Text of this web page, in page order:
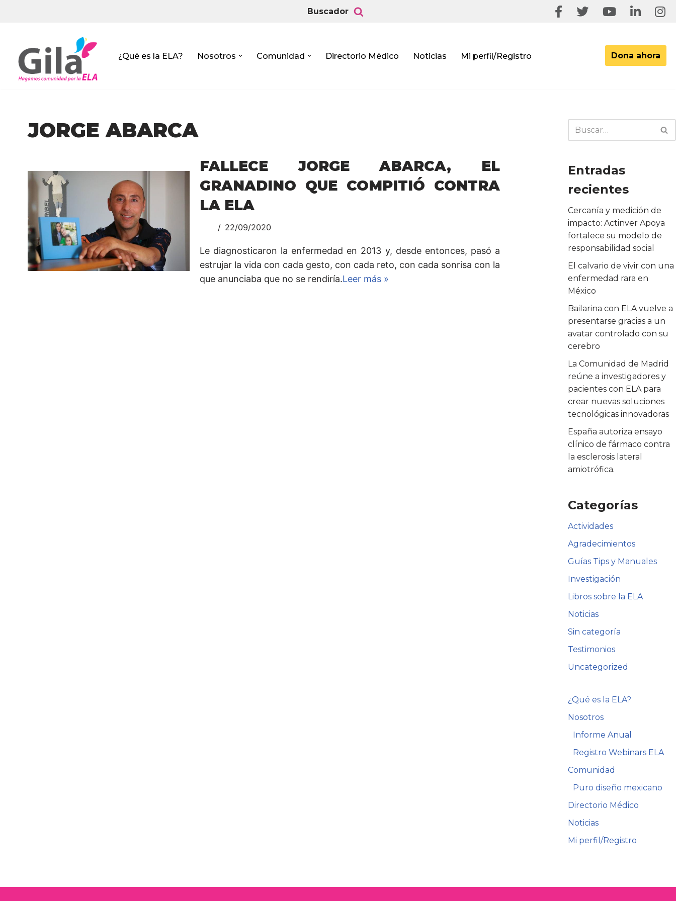
contenido
Buscador
¿Qué es la ELA? Nosotros Comunidad Directorio Médico Noticias Mi perfil/Registro Dona ahora
JORGE ABARCA
FALLECE JORGE ABARCA, EL
GRANADINO QUE COMPITIÓ CONTRA
LA ELA
22/09/2020
Le diagnosticaron la enfermedad en 2013 y, desde entonces, pasó a
estrujar la vida con cada gesto, con cada reto, con cada sonrisa con la
que anunciaba que no se rendiría.Leer más »
Entradas
recientes
Cercanía y medición de
impacto: Actinver Apoya
fortalece su modelo de
responsabilidad social
El calvario de vivir con una
enfermedad rara en
México
Bailarina con ELA vuelve a
presentarse gracias a un
avatar controlado con su
cerebro
La Comunidad de Madrid
reúne a investigadores y
pacientes con ELA para
crear nuevas soluciones
tecnológicas innovadoras
España autoriza ensayo
clínico de fármaco contra
la esclerosis lateral
amiotrófica.
Categorías
Actividades
Agradecimientos
Guías Tips y Manuales
Investigación
Libros sobre la ELA
Noticias
Sin categoría
Testimonios
Uncategorized
¿Qué es la ELA?
Nosotros
Informe Anual
Registro Webinars ELA
Comunidad
Puro diseño mexicano
Directorio Médico
Noticias
Mi perfil/Registro